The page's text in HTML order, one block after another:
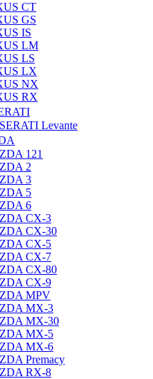
CT
GS
IS
LM
LS
LX
NX
RX
Levante
121
2
3
5
6
CX-3
CX-30
CX-5
CX-7
CX-80
CX-9
MPV
MX-3
MX-30
MX-5
MX-6
Premacy
RX-8